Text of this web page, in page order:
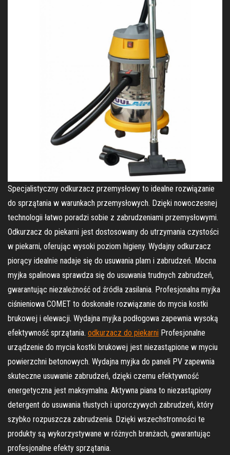
Specjalistyczny odkurzacz przemysłowy to idealne rozwiązanie
do sprzątania w warunkach przemysłowych. Dzięki nowoczesnej
technologii łatwo poradzi sobie z zabrudzeniami przemysłowymi.
Odkurzacz do piekarni jest dostosowany do utrzymania czystości
w piekarni, oferując wysoki poziom higieny. Wydajny odkurzacz
piorący idealnie nadaje się do usuwania plam i zabrudzeń. Mocna
myjka spalinowa sprawdza się do usuwania trudnych zabrudzeń,
gwarantując niezależność od źródła zasilania. Profesjonalna myjka
ciśnieniowa COMET to doskonałe rozwiązanie do mycia kostki
brukowej i elewacji. Wydajna myjka podłogowa zapewnia wysoką
efektywność sprzątania. odkurzacz do piekarni Profesjonalne
urządzenie do mycia kostki brukowej jest niezastąpione w myciu
powierzchni betonowych. Wydajna myjka do paneli PV zapewnia
skuteczne usuwanie zabrudzeń, dzięki czemu efektywność
energetyczna jest maksymalna. Aktywna piana to niezastąpiony
detergent do usuwania tłustych i uporczywych zabrudzeń, który
szybko rozpuszcza zabrudzenia. Dzięki wszechstronności te
produkty są wykorzystywane w różnych branżach, gwarantując
profesjonalne efekty sprzątania.